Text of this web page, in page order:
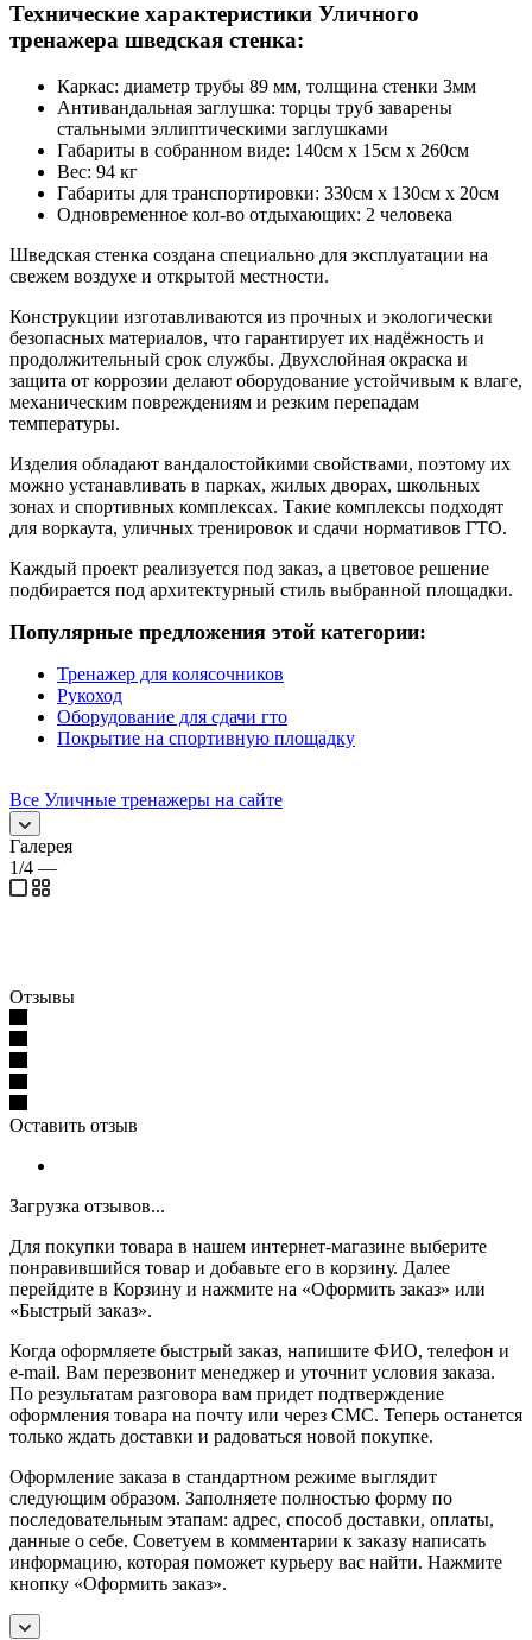
Технические характеристики Уличного
тренажера шведская стенка:
Каркас: диаметр трубы 89 мм, толщина стенки 3мм
Антивандальная заглушка: торцы труб заварены
стальными эллиптическими заглушками
Габариты в собранном виде: 140см х 15см х 260см
Вес: 94 кг
Габариты для транспортировки: 330см х 130см х 20см
Одновременное кол-во отдыхающих: 2 человека
Шведская стенка создана специально для эксплуатации на
свежем воздухе и открытой местности.
Конструкции изготавливаются из прочных и экологически
безопасных материалов, что гарантирует их надёжность и
продолжительный срок службы. Двухслойная окраска и
защита от коррозии делают оборудование устойчивым к влаге,
механическим повреждениям и резким перепадам
температуры.
Изделия обладают вандалостойкими свойствами, поэтому их
можно устанавливать в парках, жилых дворах, школьных
зонах и спортивных комплексах. Такие комплексы подходят
для воркаута, уличных тренировок и сдачи нормативов ГТО.
Каждый проект реализуется под заказ, а цветовое решение
подбирается под архитектурный стиль выбранной площадки.
Популярные предложения этой категории:
Тренажер для колясочников
Рукоход
Оборудование для сдачи гто
Покрытие на спортивную площадку
Все Уличные тренажеры на сайте
Галерея
1/4 —
Отзывы
Оставить отзыв
Загрузка отзывов...
Для покупки товара в нашем интернет-магазине выберите
понравившийся товар и добавьте его в корзину. Далее
перейдите в Корзину и нажмите на «Оформить заказ» или
«Быстрый заказ».
Когда оформляете быстрый заказ, напишите ФИО, телефон и
e-mail. Вам перезвонит менеджер и уточнит условия заказа.
По результатам разговора вам придет подтверждение
оформления товара на почту или через СМС. Теперь останется
только ждать доставки и радоваться новой покупке.
Оформление заказа в стандартном режиме выглядит
следующим образом. Заполняете полностью форму по
последовательным этапам: адрес, способ доставки, оплаты,
данные о себе. Советуем в комментарии к заказу написать
информацию, которая поможет курьеру вас найти. Нажмите
кнопку «Оформить заказ».